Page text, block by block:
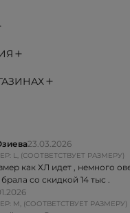
23.03.2026
L, (СООТВЕТСТВУЕТ РАЗМЕРУ)
как ХЛ идет , немного
со скидкой 14 тыс .
M, (СООТВЕТСТВУЕТ РАЗМЕРУ)